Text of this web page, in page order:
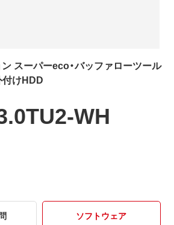
スーパーeco・バッファローツール
けHDD
WH
ソフトウェア